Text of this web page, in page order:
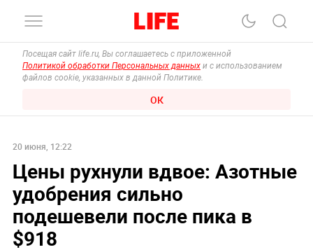
Посещая сайт life.ru, Вы соглашаетесь с приложенной
Политикой обработки Персональных данных и с использованием
файлов cookie, указанных в данной Политике.
ОК
20 июня, 12:22
Цены рухнули вдвое: Азотные
удобрения сильно
подешевели после пика в
$918